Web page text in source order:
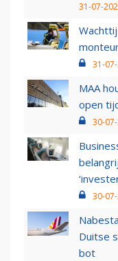
31-07-
31-
MAA
open
30-
30-
Duitse
bot